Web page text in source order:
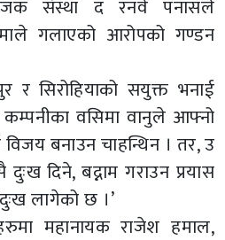
संस्था द रनवे पनासले
गलाएको आरोपको गण्डन
र सिरोहियाको सयुक्त भनाई
कम्पनीका वसिमा वानुले आफ्नो
बनाउन चाहन्थिन । तर, उ
दिने, बद्नाम गराउन प्रयास
लागेको छ ।’
महानायक राजेश हमाल,